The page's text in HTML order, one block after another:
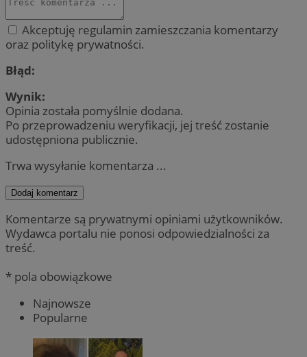
Akceptuję regulamin zamieszczania komentarzy
oraz politykę prywatności.
Błąd:
Wynik:
Opinia została pomyślnie dodana.
Po przeprowadzeniu weryfikacji, jej treść zostanie
udostępniona publicznie.
Trwa wysyłanie komentarza ...
Dodaj komentarz
Komentarze są prywatnymi opiniami użytkowników.
Wydawca portalu nie ponosi odpowiedzialności za
treść.
* pola obowiązkowe
Najnowsze
Popularne